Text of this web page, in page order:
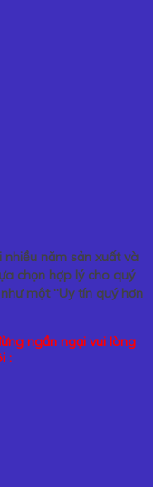
nhiều năm sản xuất và
chọn hợp lý cho quý
một “Uy tín quý hơn
ngần ngại vui lòng
: